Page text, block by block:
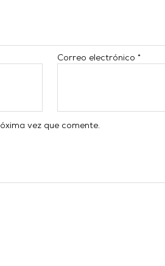
Correo electrónico*
vez que comente.